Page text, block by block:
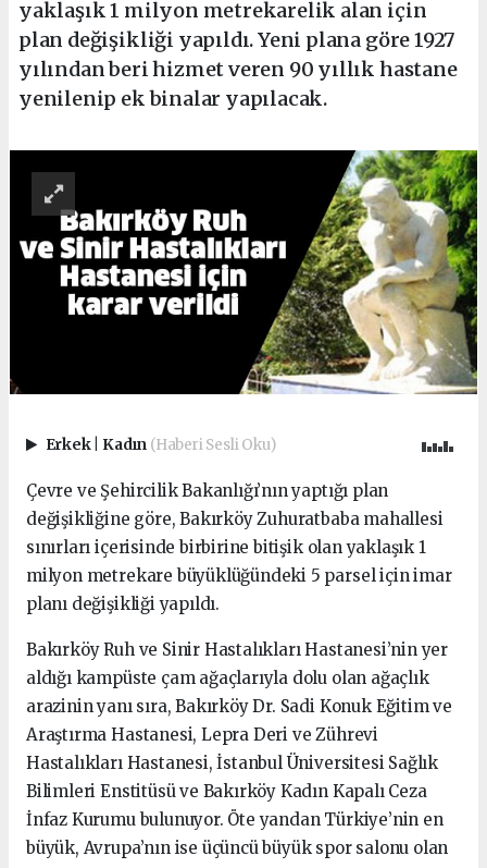
yaklaşık 1 milyon metrekarelik alan için
plan değişikliği yapıldı. Yeni plana göre 1927
yılından beri hizmet veren 90 yıllık hastane
yenilenip ek binalar yapılacak.
Erkek Kadın (Haberi Sesli Oku)
Çevre ve Şehircilik Bakanlığı’nın yaptığı plan
değişikliğine göre, Bakırköy Zuhuratbaba mahallesi
sınırları içerisinde birbirine bitişik olan yaklaşık 1
milyon metrekare büyüklüğündeki 5 parsel için imar
planı değişikliği yapıldı.
Bakırköy Ruh ve Sinir Hastalıkları Hastanesi’nin yer
aldığı kampüste çam ağaçlarıyla dolu olan ağaçlık
arazinin yanı sıra, Bakırköy Dr. Sadi Konuk Eğitim ve
Araştırma Hastanesi, Lepra Deri ve Zührevi
Hastalıkları Hastanesi, İstanbul Üniversitesi Sağlık
Bilimleri Enstitüsü ve Bakırköy Kadın Kapalı Ceza
İnfaz Kurumu bulunuyor. Öte yandan Türkiye’nin en
büyük, Avrupa’nın ise üçüncü büyük spor salonu olan